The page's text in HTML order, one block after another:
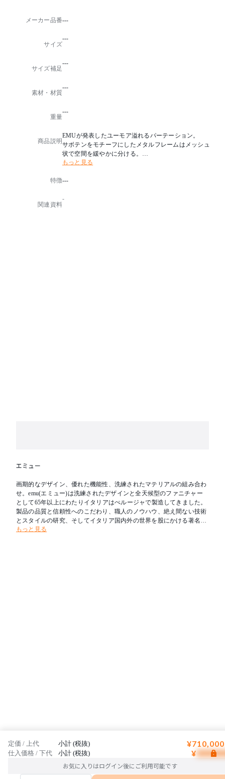
メーカー品番---
サイズ
---
サイズ補足
---
素材・材質
---
重量
---
商品説明
EMUが発表したユーモア溢れるパーテーション。
サボテンをモチーフにしたメタルフレームはメッシュ
状で空間を緩やかに分ける。
※屋外使用可
もっと見る
特徴---
関連資料
-
エミュー
画期的なデザイン、優れた機能性、洗練されたマテリアルの組み合わ
せ。emu(エミュー)は洗練されたデザインと全天候型のファニチャー
として65年以上にわたりイタリアはぺルージャで製造してきました。
製品の品質と信頼性へのこだわり、職人のノウハウ、絶え間ない技術
とスタイルの研究、そしてイタリア国内外の世界を股にかける著名デ
ザイナーとのコラボレーションにより、トレンドを創出し続けていま
もっと見る
定価 / 上代 小計 (税抜)
仕入価格 / 下代 小計 (税抜) ¥
お気に入りはログイン後にご利用可能です